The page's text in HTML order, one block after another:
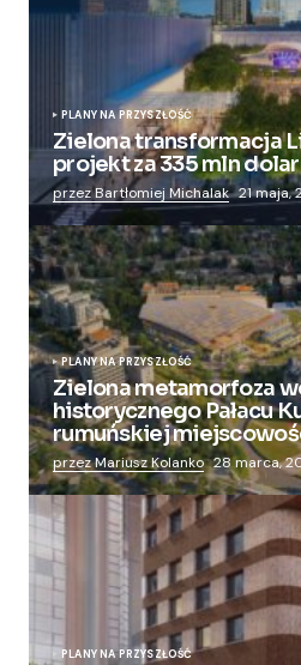
PLANY NA PRZYSZŁOŚĆ
Zielona transformacja
projekt za 335 mln
przez Bartłomiej Michalak 21 maja,
PLANY NA PRZYSZŁOŚĆ
Zielona metamorfoza
historycznego Pałacu
rumuńskiej
przez Mariusz Kolanko 28 marca,
PLANY NA PRZYSZŁOŚĆ